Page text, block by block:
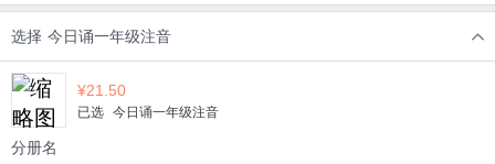
选择 今日诵一年级注音
¥21.50
已选 今日诵一年级注音
分册名